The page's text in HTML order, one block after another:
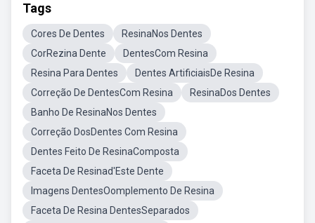
Tags
Cores De Dentes
ResinaNos Dentes
CorRezina Dente
DentesCom Resina
Resina Para Dentes
Dentes ArtificiaisDe Resina
Correção De DentesCom Resina
ResinaDos Dentes
Banho De ResinaNos Dentes
Correção DosDentes Com Resina
Dentes Feito De ResinaComposta
Faceta De Resinad'Este Dente
Imagens DentesOomplemento De Resina
Faceta De Resina DentesSeparados